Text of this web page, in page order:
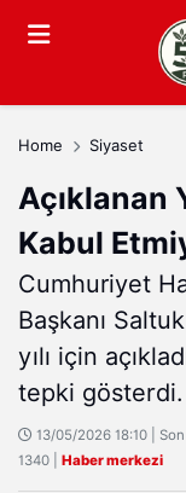
Home Siyaset
Açıklanan
Kabul
Cumhuriyet
Başkanı
yılı için
tepki gösterdi.
13/05/2026 18:10 |
1340 | Haber merkezi